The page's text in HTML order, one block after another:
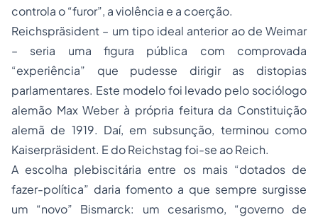
controla o “furor”, a violência e a coerção.
Reichspräsident – um tipo ideal anterior ao de Weimar
– seria uma figura pública com comprovada
“experiência” que pudesse dirigir as distopias
parlamentares. Este modelo foi levado pelo sociólogo
alemão Max Weber à própria feitura da Constituição
alemã de 1919. Daí, em subsunção, terminou como
Kaiserpräsident. E do Reichstag foi-se ao Reich.
A escolha plebiscitária entre os mais “dotados de
fazer-política” daria fomento a que sempre surgisse
um “novo” Bismarck: um cesarismo, “governo de